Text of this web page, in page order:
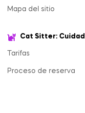
Mapa del sitio
Cat Sitter:
Tarifas
Proceso de reserva